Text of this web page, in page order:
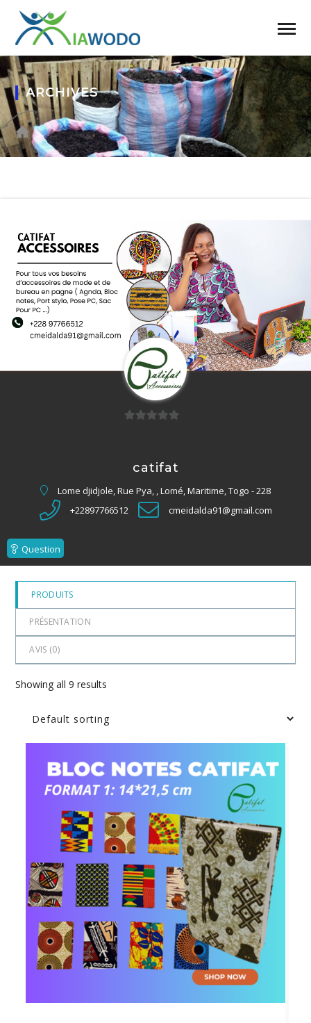
ARCHIVES
catifat
Lome djidjole, Rue Pya, , Lomé, Maritime, Togo - 228
+22897766512
cmeidalda91@gmail.com
Question
PRODUITS
PRÉSENTATION
AVIS (0)
Showing all 9 results